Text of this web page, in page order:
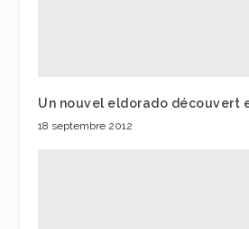
Un nouvel eldorado découvert
18 septembre 2012